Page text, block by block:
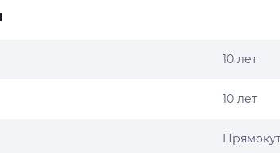
10 лет
10 лет